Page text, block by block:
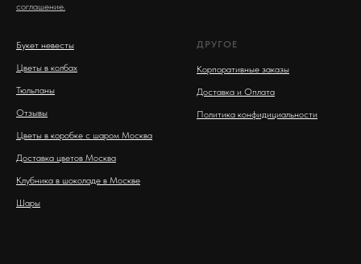
соглашение.
Букет невесты
Цветы в колбах
Тюльпаны
Отзывы
Цветы в коробке с шаром Москва
Доставка цветов Москва
Клубника в шоколаде в Москве
Шары
ДРУГОЕ
Корпоративные заказы
Доставка и Оплата
Политика конфидициальности